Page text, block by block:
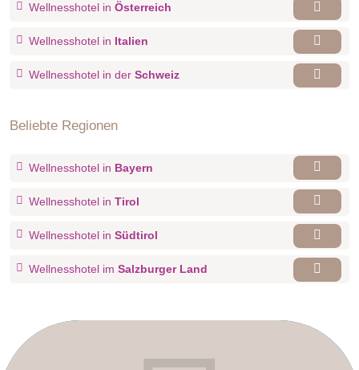
Wellnesshotel in Österreich
Wellnesshotel in Italien
Wellnesshotel in der Schweiz
Beliebte Regionen
Wellnesshotel in Bayern
Wellnesshotel in Tirol
Wellnesshotel in Südtirol
Wellnesshotel im Salzburger Land